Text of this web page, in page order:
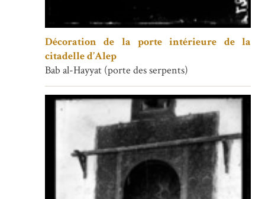
Décoration de la porte intérieure de la
citadelle d’Alep
Bab al-Hayyat (porte des serpents)